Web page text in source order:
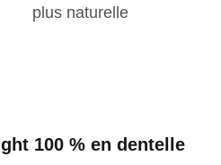
plus naturelle
100 % en dentelle